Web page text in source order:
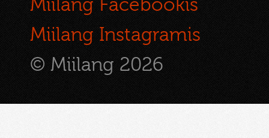
Miilang Facebookis
Miilang Instagramis
© Miilang 2026